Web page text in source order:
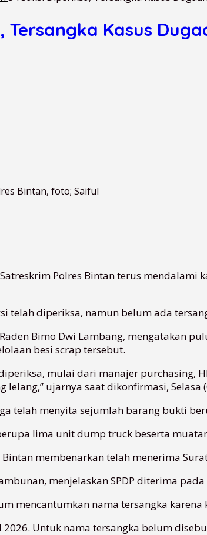
Tersangka Kasus
Bintan, foto; Saiful
Polres Bintan terus mendalami
telah diperiksa, namun belum ada
Bimo Dwi Lambang, mengatakan
besi scrap tersebut.
mulai dari manajer purchasing,
lelang,” ujarnya saat dikonfirmasi, Selasa
telah menyita sejumlah barang bukti
lima unit dump truck beserta
membenarkan telah menerima
menjelaskan SPDP diterima
mencantumkan nama tersangka
2026. Untuk nama tersangka belum